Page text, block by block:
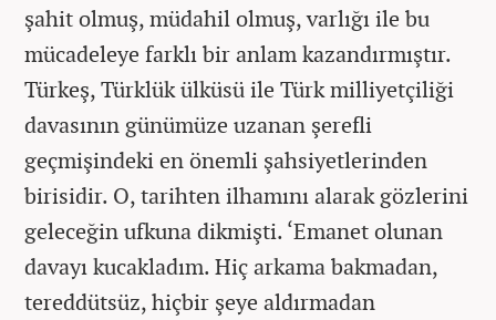
şahit olmuş, müdahil olmuş, varlığı ile bu
mücadeleye farklı bir anlam kazandırmıştır.
Türkeş, Türklük ülküsü ile Türk milliyetçiliği
davasının günümüze uzanan şerefli
geçmişindeki en önemli şahsiyetlerinden
birisidir. O, tarihten ilhamını alarak gözlerini
geleceğin ufkuna dikmişti. ‘Emanet olunan
davayı kucakladım. Hiç arkama bakmadan,
tereddütsüz, hiçbir şeye aldırmadan